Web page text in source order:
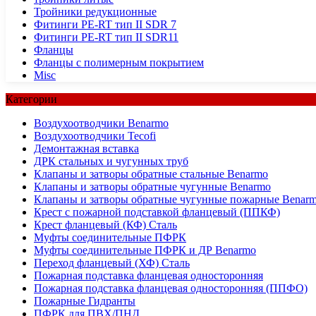
Тройники редукционные
Фитинги PE-RT тип II SDR 7
Фитинги PE-RT тип II SDR11
Фланцы
Фланцы с полимерным покрытием
Misc
Категории
Воздухоотводчики Benarmo
Воздухоотводчики Tecofi
Демонтажная вставка
ДРК стальных и чугунных труб
Клапаны и затворы обратные стальные Benarmo
Клапаны и затворы обратные чугунные Benarmo
Клапаны и затворы обратные чугунные пожарные
Крест с пожарной подставкой фланцевый (ППКФ)
Крест фланцевый (КФ) Сталь
Муфты соединительные ПФРК
Муфты соединительные ПФРК и ДР Benarmo
Переход фланцевый (ХФ) Сталь
Пожарная подставка фланцевая односторонняя
Пожарная подставка фланцевая односторонняя (ППФО)
Пожарные Гидранты
ПФРК для ПВХ/ПНД